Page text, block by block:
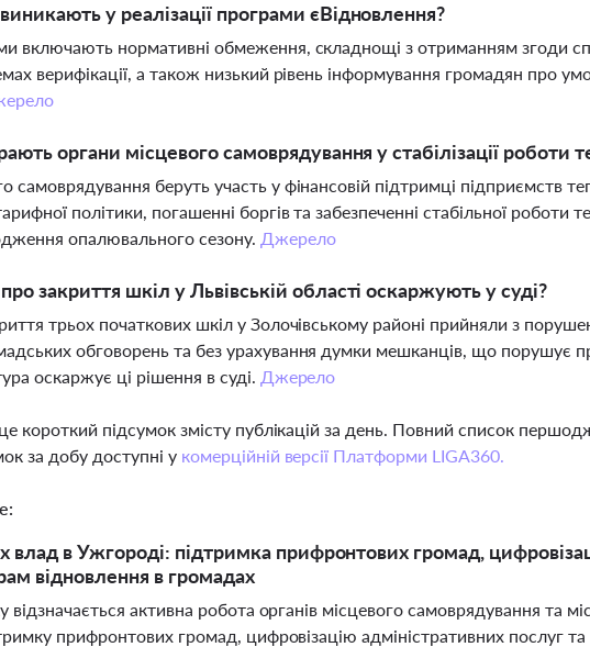
у реалізації програми єВідновлення?
включають нормативні обмеження, складнощі з отриманням згоди
верифікації, а також низький рівень інформування громадян про
органи місцевого самоврядування у стабілізації роботи
самоврядування беруть участь у фінансовій підтримці підприємств
політики, погашенні боргів та забезпеченні стабільної роботи
опалювального сезону. Джерело
закриття шкіл у Львівській області оскаржують у суді?
трьох початкових шкіл у Золочівському районі прийняли з
обговорень та без урахування думки мешканців, що порушує
оскаржує ці рішення в суді. Джерело
короткий підсумок змісту публікацій за день. Повний список
за добу доступні у комерційній версії Платформи LIGA360.
влад в Ужгороді: підтримка прифронтових громад,
відновлення в громадах
активна робота органів місцевого самоврядування та
прифронтових громад, цифровізацію адміністративних послуг